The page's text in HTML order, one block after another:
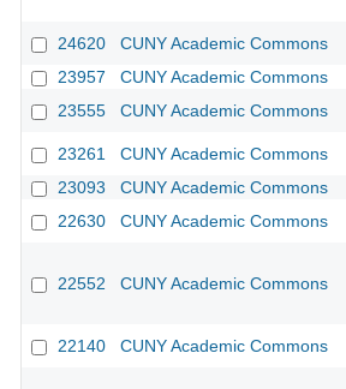
24620
CUNY Academic Commons
23957
CUNY Academic Commons
23555
CUNY Academic Commons
23261 CUNY Academic Commons
23093
CUNY Academic Commons
22630
CUNY Academic Commons
22552 CUNY Academic Commons
22140 CUNY Academic Commons